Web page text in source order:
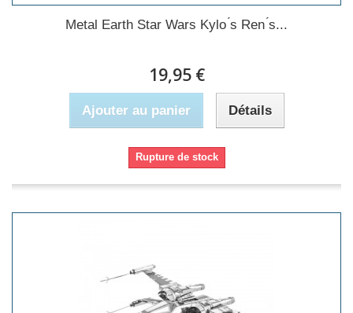
Metal Earth Star Wars Kylo ́s Ren ́s...
19,95 €
Ajouter au panier Détails
Rupture de stock